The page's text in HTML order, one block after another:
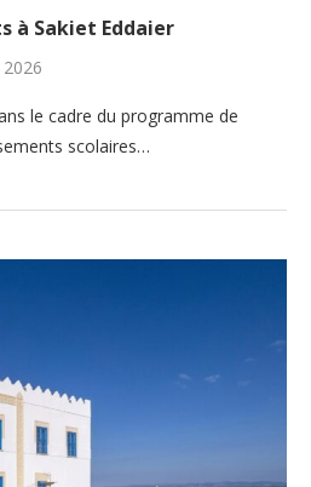
à Sakiet Eddaier
le cadre du programme de
scolaires…